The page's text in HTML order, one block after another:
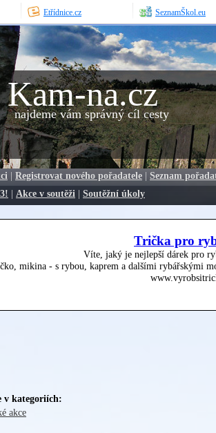
Etřídnice.cz SeznamŠkol.eu
Kam-na.cz
najdeme vám správný cíl cesty
| Registrovat nového pořadatele | Seznam
| Akce v soutěži | Soutěžní úkoly
Trička pro
Víte, jaký je nejlepší dárek pro
mikina - s rybou, kaprem a dalšími rybářskými
v kategoriích:
akce